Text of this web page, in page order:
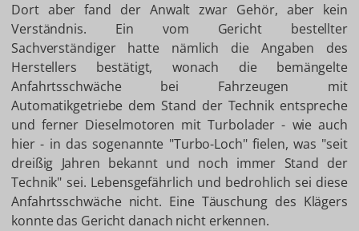
Dort aber fand der Anwalt zwar Gehör, aber kein
Verständnis. Ein vom Gericht bestellter
Sachverständiger hatte nämlich die Angaben des
Herstellers bestätigt, wonach die bemängelte
Anfahrtsschwäche bei Fahrzeugen mit
Automatikgetriebe dem Stand der Technik entspreche
und ferner Dieselmotoren mit Turbolader - wie auch
hier - in das sogenannte "Turbo-Loch" fielen, was "seit
dreißig Jahren bekannt und noch immer Stand der
Technik" sei. Lebensgefährlich und bedrohlich sei diese
Anfahrtsschwäche nicht. Eine Täuschung des Klägers
konnte das Gericht danach nicht erkennen.